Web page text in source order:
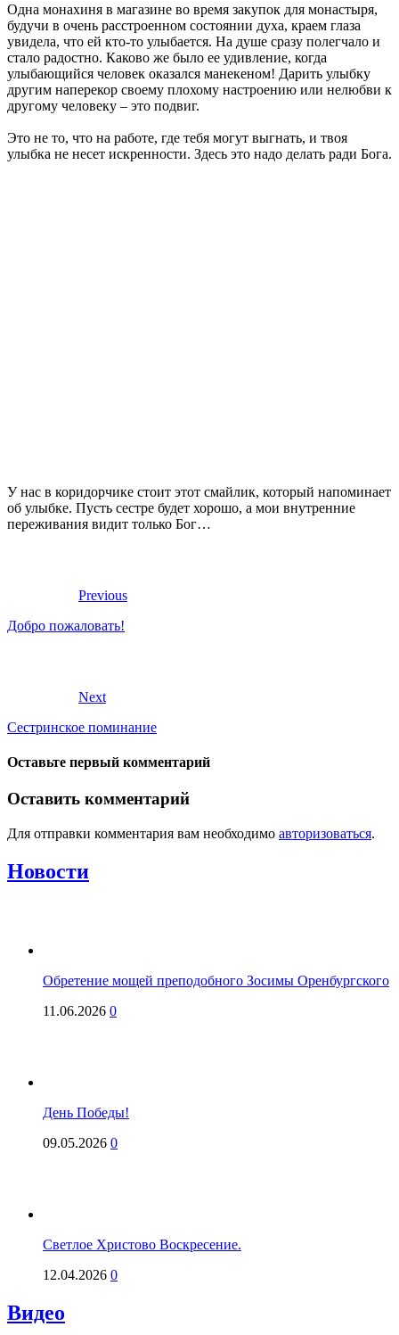
Одна монахиня в магазине во время закупок для монастыря,
будучи в очень расстроенном состоянии духа, краем глаза
увидела, что ей кто-то улыбается. На душе сразу полегчало и
стало радостно. Каково же было ее удивление, когда
улыбающийся человек оказался манекеном! Дарить улыбку
другим наперекор своему плохому настроению или нелюбви к
другому человеку – это подвиг.
Это не то, что на работе, где тебя могут выгнать, и твоя
улыбка не несет искренности. Здесь это надо делать ради Бога.
У нас в коридорчике стоит этот смайлик, который напоминает
об улыбке. Пусть сестре будет хорошо, а мои внутренние
переживания видит только Бог…
Previous
Добро пожаловать!
Next
Сестринское поминание
Оставьте первый комментарий
Оставить комментарий
Для отправки комментария вам необходимо авторизоваться.
Новости
Обретение мощей преподобного Зосимы Оренбургского
11.06.2026 0
День Победы!
09.05.2026 0
Светлое Христово Воскресение.
12.04.2026 0
Видео